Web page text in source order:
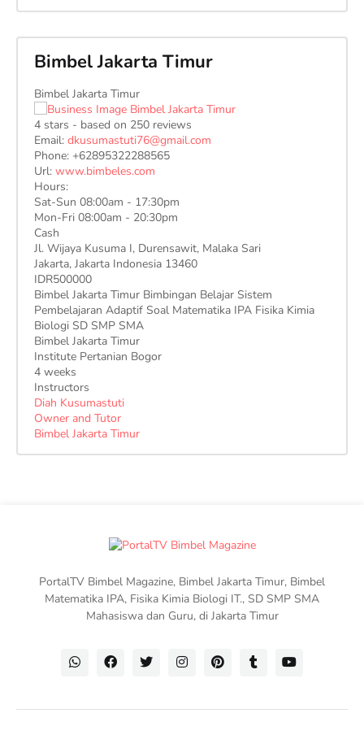
Bimbel Jakarta Timur
Bimbel Jakarta Timur
4stars - based on 250reviews
Email: dkusumastuti76@gmail.com
Phone: +62895322288565
Url: www.bimbeles.com
Hours:
Sat-Sun 08:00am - 17:30pm
Mon-Fri 08:00am - 20:30pm
Cash
Jl. Wijaya Kusuma I, Durensawit, Malaka Sari
Jakarta, Jakarta Indonesia 13460
IDR500000
Bimbel Jakarta Timur Bimbingan Belajar Sistem
Pembelajaran Adaptif Soal Matematika IPA Fisika Kimia
Biologi SD SMP SMA
Bimbel Jakarta Timur
Institute Pertanian Bogor
4 weeks
Instructors
Diah Kusumastuti
Owner and Tutor
Bimbel Jakarta Timur
PortalTV Bimbel Magazine, Bimbel Jakarta Timur, Bimbel
Matematika IPA, Fisika Kimia Biologi IT., SD SMP SMA
Mahasiswa dan Guru, di Jakarta Timur